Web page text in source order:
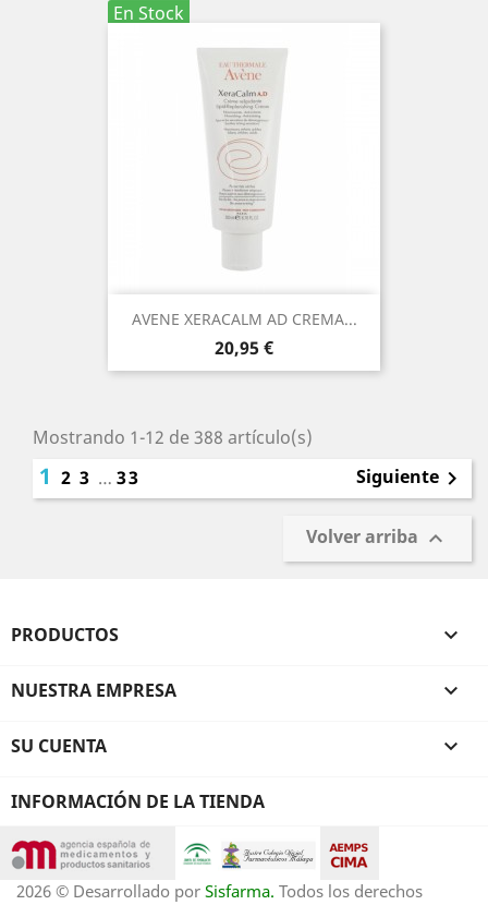
En Stock
AVENE XERACALM AD CREMA...
Precio
20,95 €
Mostrando 1-12 de 388 artículo(s)
1 2 3 … 33 Siguiente 
Volver arriba 
PRODUCTOS 
NUESTRA EMPRESA 
SU CUENTA 
INFORMACIÓN DE LA TIENDA
2026 © Desarrollado por Sisfarma. Todos los derechos